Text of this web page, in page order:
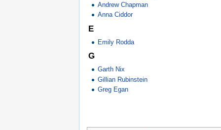
Andrew Chapman
Anna Ciddor
E
Emily Rodda
G
Garth Nix
Gillian Rubinstein
Greg Egan